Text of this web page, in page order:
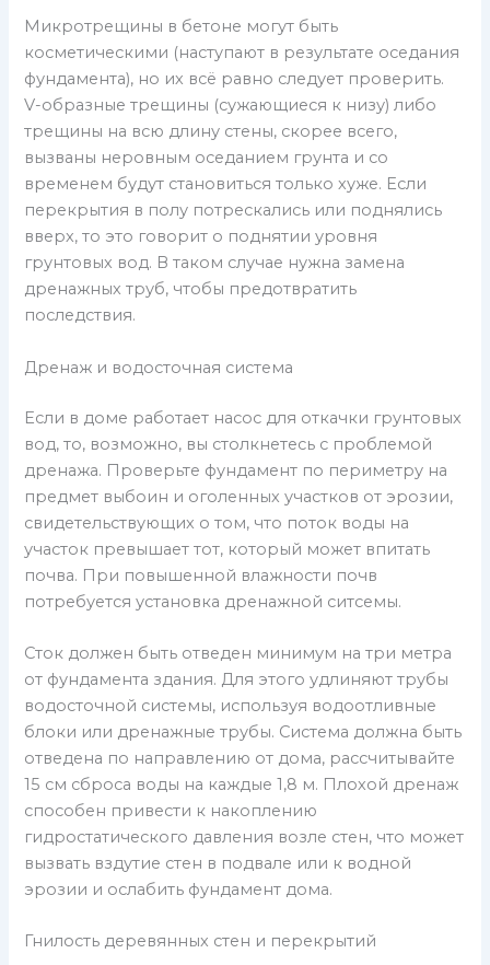
Микротрещины в бетоне могут быть
косметическими (наступают в результате оседания
фундамента), но их всё равно следует проверить.
V-образные трещины (сужающиеся к низу) либо
трещины на всю длину стены, скорее всего,
вызваны неровным оседанием грунта и со
временем будут становиться только хуже. Если
перекрытия в полу потрескались или поднялись
вверх, то это говорит о поднятии уровня
грунтовых вод. В таком случае нужна замена
дренажных труб, чтобы предотвратить
последствия.
Дренаж и водосточная система
Если в доме работает насос для откачки грунтовых
вод, то, возможно, вы столкнетесь с проблемой
дренажа. Проверьте фундамент по периметру на
предмет выбоин и оголенных участков от эрозии,
свидетельствующих о том, что поток воды на
участок превышает тот, который может впитать
почва. При повышенной влажности почв
потребуется установка дренажной ситсемы.
Сток должен быть отведен минимум на три метра
от фундамента здания. Для этого удлиняют трубы
водосточной системы, используя водоотливные
блоки или дренажные трубы. Система должна быть
отведена по направлению от дома, рассчитывайте
15 см сброса воды на каждые 1,8 м. Плохой дренаж
способен привести к накоплению
гидростатического давления возле стен, что может
вызвать вздутие стен в подвале или к водной
эрозии и ослабить фундамент дома.
Гнилость деревянных стен и перекрытий